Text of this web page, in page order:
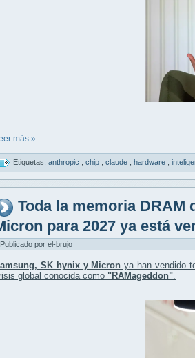
más »
Etiquetas: anthropic chip claude hardware
Toda la memoria DRAM
para 2027 ya está
| Publicado por el-brujo
SK hynix y Micron ya han vendido
global conocida como "RAMageddon".